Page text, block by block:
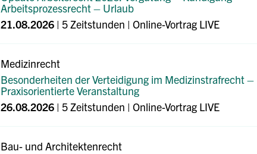
Arbeitsprozessrecht – Urlaub
21.08.2026 | 5 Zeitstunden | Online-Vortrag LIVE
Medizinrecht
Besonderheiten der Verteidigung im Medizinstrafrecht –
Praxisorientierte Veranstaltung
26.08.2026 | 5 Zeitstunden | Online-Vortrag LIVE
Bau- und Architektenrecht